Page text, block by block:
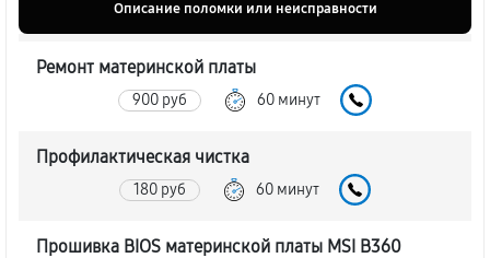
Описание поломки или неисправности
Ремонт материнской платы
900 руб 60 минут
Профилактическая чистка
180 руб 60 минут
Прошивка BIOS материнской платы MSI B360